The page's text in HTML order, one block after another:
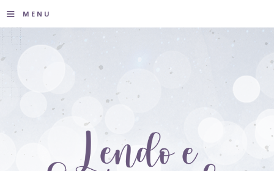
≡ MENU